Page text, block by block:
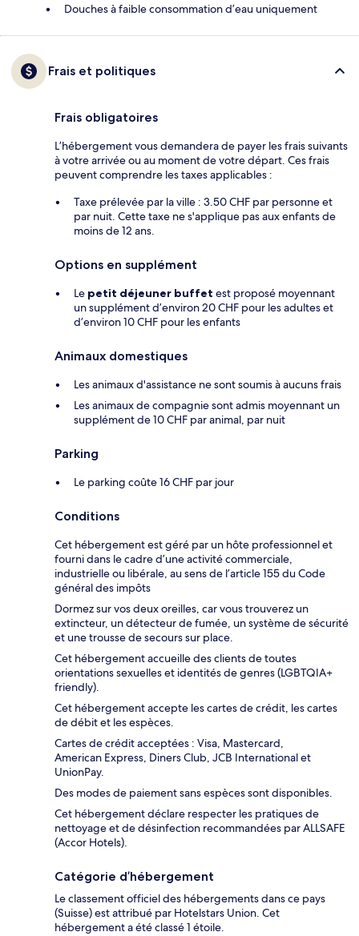
Douches à faible consommation d’eau uniquement
Frais et politiques
Frais obligatoires
L’hébergement vous demandera de payer les frais suivants
à votre arrivée ou au moment de votre départ. Ces frais
peuvent comprendre les taxes applicables :
Taxe prélevée par la ville : 3.50 CHF par personne et
par nuit. Cette taxe ne s'applique pas aux enfants de
moins de 12 ans.
Options en supplément
Le petit déjeuner buffet est proposé moyennant
un supplément d’environ 20 CHF pour les adultes et
d’environ 10 CHF pour les enfants
Animaux domestiques
Les animaux d'assistance ne sont soumis à aucuns frais
Les animaux de compagnie sont admis moyennant un
supplément de 10 CHF par animal, par nuit
Parking
Le parking coûte 16 CHF par jour
Conditions
Cet hébergement est géré par un hôte professionnel et
fourni dans le cadre d’une activité commerciale,
industrielle ou libérale, au sens de l’article 155 du Code
général des impôts
Dormez sur vos deux oreilles, car vous trouverez un
extincteur, un détecteur de fumée, un système de sécurité
et une trousse de secours sur place.
Cet hébergement accueille des clients de toutes
orientations sexuelles et identités de genres (LGBTQIA+
friendly).
Cet hébergement accepte les cartes de crédit, les cartes
de débit et les espèces.
Cartes de crédit acceptées : Visa, Mastercard,
American Express, Diners Club, JCB International et
UnionPay.
Des modes de paiement sans espèces sont disponibles.
Cet hébergement déclare respecter les pratiques de
nettoyage et de désinfection recommandées par ALLSAFE
(Accor Hotels).
Catégorie d’hébergement
Le classement officiel des hébergements dans ce pays
(Suisse) est attribué par Hotelstars Union. Cet
hébergement a été classé 1 étoile.